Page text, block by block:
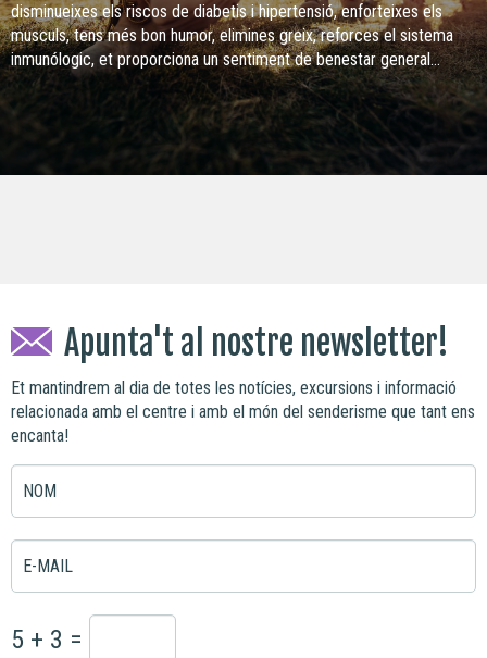
disminueixes els riscos de diabetis i hipertensió, enforteixes els
musculs, tens més bon humor, elimines greix, reforces el sistema
inmunólogic, et proporciona un sentiment de benestar general...
Apunta't al nostre newsletter!
Et mantindrem al dia de totes les notícies, excursions i informació
relacionada amb el centre i amb el món del senderisme que tant ens
encanta!
NOM
E-MAIL
5 + 3 =